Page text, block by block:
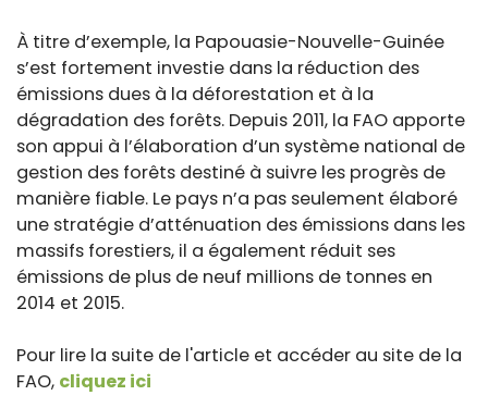
À titre d’exemple, la Papouasie-Nouvelle-Guinée
s’est fortement investie dans la réduction des
émissions dues à la déforestation et à la
dégradation des forêts. Depuis 2011, la FAO apporte
son appui à l’élaboration d’un système national de
gestion des forêts destiné à suivre les progrès de
manière fiable. Le pays n’a pas seulement élaboré
une stratégie d’atténuation des émissions dans les
massifs forestiers, il a également réduit ses
émissions de plus de neuf millions de tonnes en
2014 et 2015.
Pour lire la suite de l'article et accéder au site de la
FAO, cliquez ici